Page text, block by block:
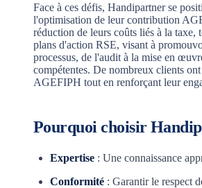
Face à ces défis, Handipartner se
l'optimisation de leur contribution
réduction de leurs coûts liés à la
plans d'action RSE, visant à
processus, de l'audit à la mise en
compétentes. De nombreux clients
AGEFIPH tout en renforçant leur
Pourquoi choisir
Expertise : Une connaissance
Conformité : Garantir le respect